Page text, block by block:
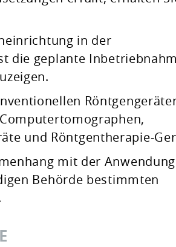
in der
die geplante
und Röntgentherapie-
mit der
Behörde bestimmten